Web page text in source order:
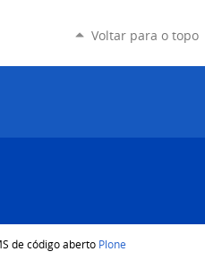
Voltar para o topo
de código aberto Plone